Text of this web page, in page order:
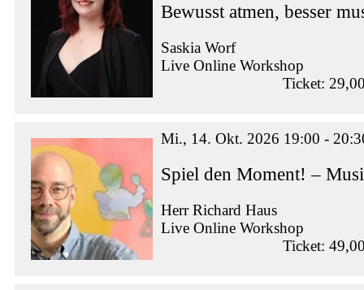
Bewusst atmen, besser
Saskia Worf
Live Online Workshop
Ticket:
Mi., 14. Okt. 2026 19:00 -
Spiel den Moment! –
Herr Richard Haus
Live Online Workshop
Ticket: